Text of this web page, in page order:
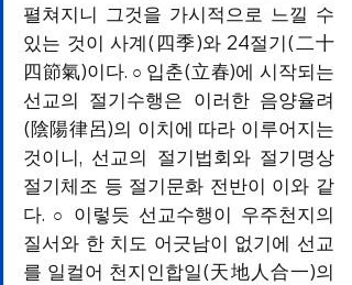
펼쳐지니 그것을 가시적으로 느낄 수
있는 것이 사계(四季)와 24절기(二十
四節氣)이다. ○ 입춘(立春)에 시작되는
선교의 절기수행은 이러한 음양율려
(陰陽律呂)의 이치에 따라 이루어지는
것이니, 선교의 절기법회와 절기명상
절기체조 등 절기문화 전반이 이와 같
다. ○ 이렇듯 선교수행이 우주천지의
질서와 한 치도 어긋남이 없기에 선교
를 일컬어 천지인합일(天地人合一)의